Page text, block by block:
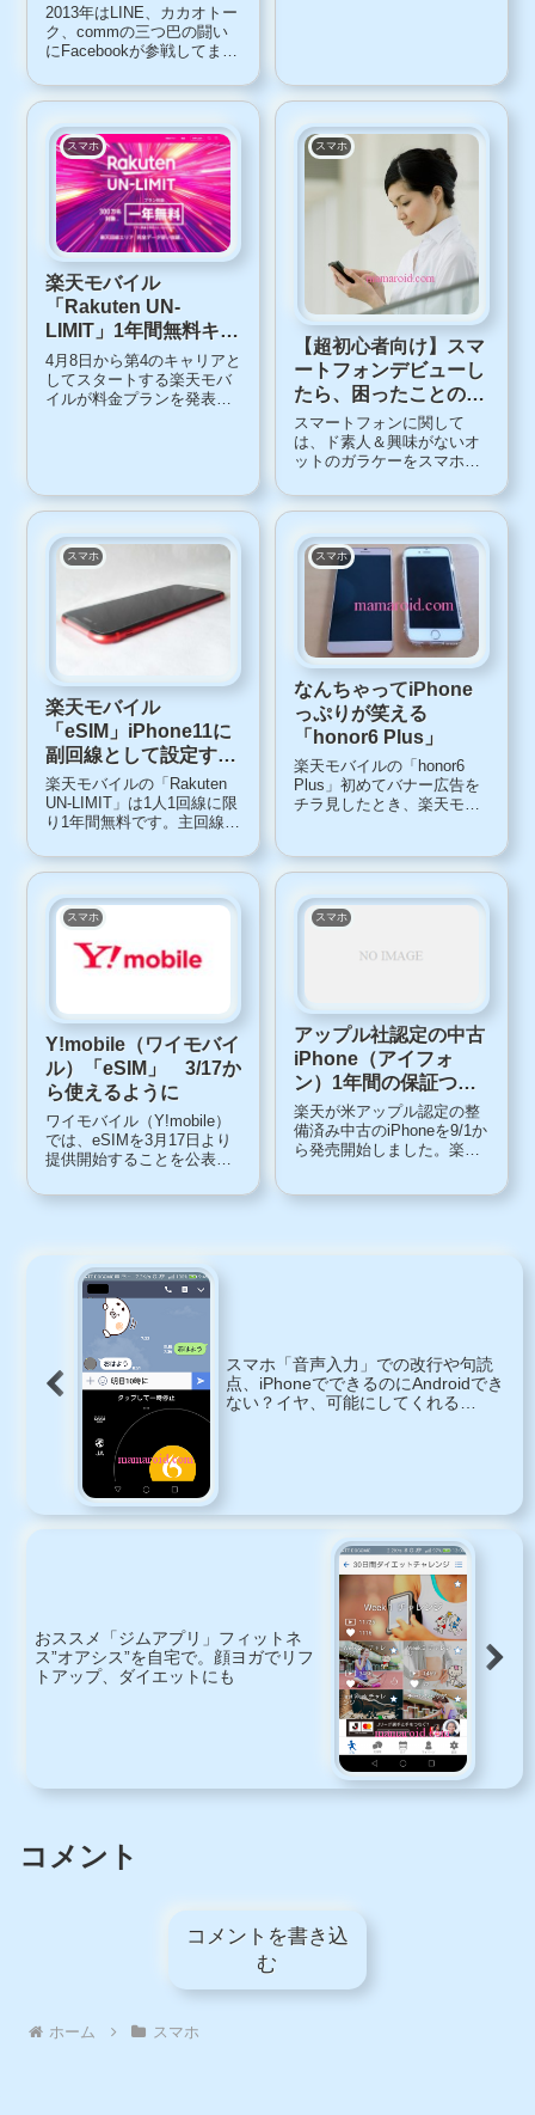
Facebook!?
2013年はLINE、カカオトー
ク、commの三つ巴の闘い
にFacebookが参戦してます
3日、インスタントメッセー
ッセンジャー」をアップデ
ートし、ボイスメッセージ
の送信機能を...
スマホ
楽天モバイル
「Rakuten UN-
LIMIT」1年間無料キャ
ンペーンの詳細
4月8日から第4のキャリアと
してスタートする楽天モバ
イルが料金プランを発表し
楽天モバイルは、
「Rakuten UN-LIM...
スマホ
【超初心者向け】スマ
ートフォンデビューし
たら、困ったことの解
決策
スマートフォンに関して
は、ド素人＆興味がないオ
ットのガラケーをスマホに
察しながら（ゴメン！）超
か、そのポイントについて
解説しながら見ていきま
す。スマホが反応しない？
まず最初につまづいたのが
「タ...
スマホ
楽天モバイル
「eSIM」iPhone11に
副回線として設定する
方法。スマホ料金の節
約に
楽天モバイルの「Rakuten
UN-LIMIT」は1人1回線に限
り1年間無料です。主回線と
安が残る部分もあります
のデーター容量がオーバー
してしまった時用として、
思いま...
スマホ
なんちゃってiPhone
っぷりが笑える
「honor6 Plus」
楽天モバイルの「honor6
Plus」初めてバナー広告を
チラ見したとき、楽天モバ
ゃいました。字ずらからし
鱗が見える機種ですが、そ
のほかにも「お前はiPhone
スマホ
Y!mobile（ワイモバイ
ル）「eSIM」 3/17か
ら使えるように
ワイモバイル（Y!mobile）
では、eSIMを3月17日より
提供開始することを公表し
「eSIM」とはEmbedded
的なモノではな...
スマホ
アップル社認定の中古
iPhone（アイフォ
ン）1年間の保証つき
「AppleCare」にも加
入可能。楽天モバイル
楽天が米アップル認定の整
備済み中古のiPhoneを9/1か
ら発売開始しました。楽天
スマホ「音声入力」での改行や句読
点、iPhoneでできるのにAndroidでき
ない？イヤ、可能にしてくれる
おススメ「ジムアプリ」フィットネ
ス”オアシス”を自宅で。顔ヨガでリフ
トアップ、ダイエットにも
コメント
コメントを書き込
む
ホーム スマホ